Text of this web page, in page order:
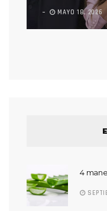
MAYO 18, 2026
4